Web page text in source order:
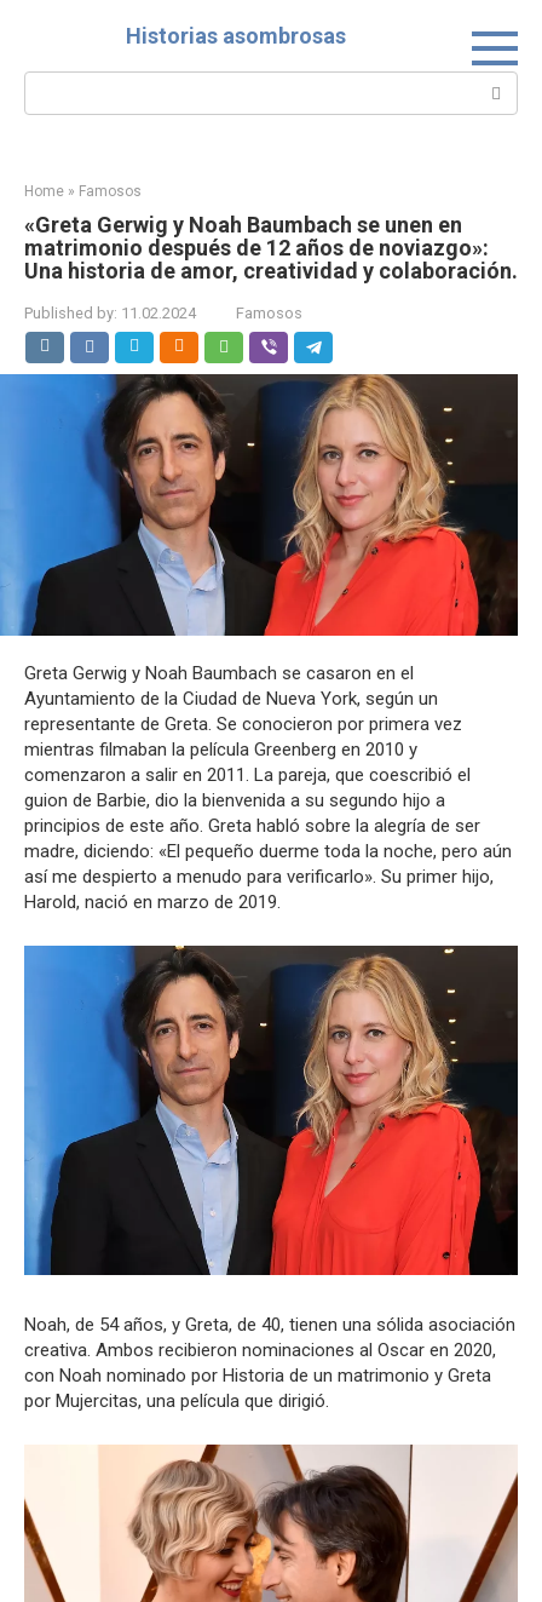
Historias asombrosas
Search:
Home » Famosos
«Greta Gerwig y Noah Baumbach se unen en
matrimonio después de 12 años de noviazgo»:
Una historia de amor, creatividad y colaboración.
Published by: 11.02.2024 Famosos
Greta Gerwig y Noah Baumbach se casaron en el
Ayuntamiento de la Ciudad de Nueva York, según un
representante de Greta. Se conocieron por primera vez
mientras filmaban la película Greenberg en 2010 y
comenzaron a salir en 2011. La pareja, que coescribió el
guion de Barbie, dio la bienvenida a su segundo hijo a
principios de este año. Greta habló sobre la alegría de ser
madre, diciendo: «El pequeño duerme toda la noche, pero aún
así me despierto a menudo para verificarlo». Su primer hijo,
Harold, nació en marzo de 2019.
Noah, de 54 años, y Greta, de 40, tienen una sólida asociación
creativa. Ambos recibieron nominaciones al Oscar en 2020,
con Noah nominado por Historia de un matrimonio y Greta
por Mujercitas, una película que dirigió.